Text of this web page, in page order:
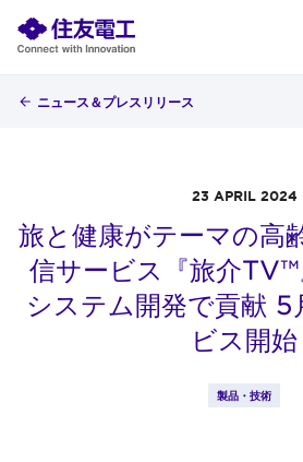
ニュース＆プレスリリース
23 APRIL 2024
旅と健康がテーマの高
信サービス『旅介TV™
システム開発で貢献 5
ビス開始
製品・技術